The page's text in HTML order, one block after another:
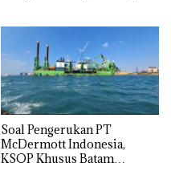
‎Soal Pengerukan PT
McDermott Indonesia,
KSOP Khusus Batam